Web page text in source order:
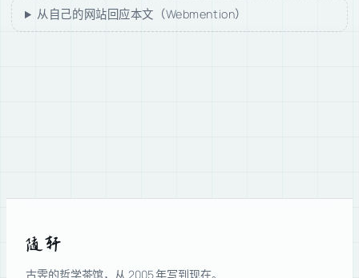
从自己的网站回应本文（Webmention）
随轩
古雴的哲学茶馆，从 2005 年写到现在。